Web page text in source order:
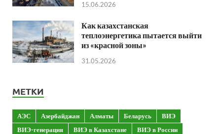
15.06.2026
Как казахстанская
теплоэнергетика пытается выйти
из «красной зоны»
31.05.2026
МЕТКИ
АЭС Азербайджан Алматы Беларусь
ВИЭ
ВИЭ-генерация
ВИЭ в Казахстане
ВИЭ в России